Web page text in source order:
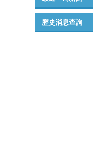
歷史消息查詢